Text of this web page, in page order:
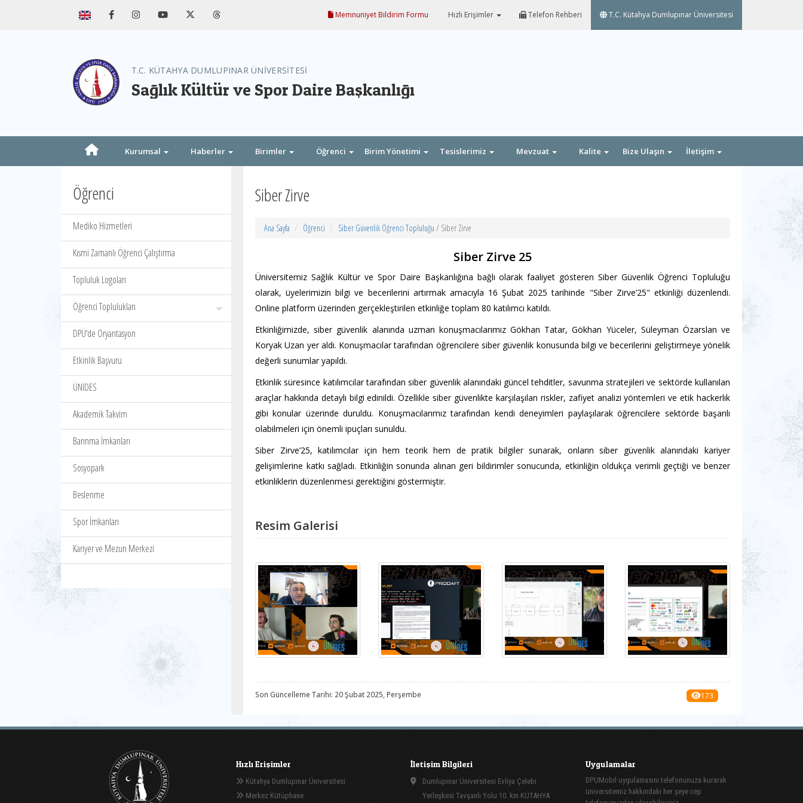
Memnuniyet Bildirim Formu Hızlı Erişimler Telefon Rehberi T.C. Kütahya Dumlupınar Üniversitesi
T.C. KÜTAHYA DUMLUPINAR ÜNİVERSİTESİ
Sağlık Kültür ve Spor Daire Başkanlığı
Kurumsal Haberler Birimler Öğrenci Birim Yönetimi Tesislerimiz Mevzuat Kalite Bize Ulaşın İletişim
Öğrenci
Mediko Hizmetleri
Kısmi Zamanlı Öğrenci Çalıştırma
Topluluk Logoları
Öğrenci Toplulukları
DPÜ‘de Oryantasyon
Etkinlik Başvuru
ÜNİDES
Akademik Takvim
Barınma İmkanları
Sosyopark
Beslenme
Spor İmkanları
Kariyer ve Mezun Merkezi
Siber Zirve
Ana Sayfa Öğrenci Siber Güvenlik Öğrenci Topluluğu / Siber Zirve
Siber Zirve 25
Üniversitemiz Sağlık Kültür ve Spor Daire Başkanlığına bağlı olarak faaliyet gösteren Siber Güvenlik Öğrenci Topluluğu
olarak, üyelerimizin bilgi ve becerilerini artırmak amacıyla 16 Şubat 2025 tarihinde "Siber Zirve’25" etkinliği düzenlendi.
Online platform üzerinden gerçekleştirilen etkinliğe toplam 80 katılımcı katıldı.
Etkinliğimizde, siber güvenlik alanında uzman konuşmacılarımız Gökhan Tatar, Gökhan Yüceler, Süleyman Özarslan ve
Koryak Uzan yer aldı. Konuşmacılar tarafından öğrencilere siber güvenlik konusunda bilgi ve becerilerini geliştirmeye yönelik
değerli sunumlar yapıldı.
Etkinlik süresince katılımcılar tarafından siber güvenlik alanındaki güncel tehditler, savunma stratejileri ve sektörde kullanılan
araçlar hakkında detaylı bilgi edinildi. Özellikle siber güvenlikte karşılaşılan riskler, zafiyet analizi yöntemleri ve etik hackerlık
gibi konular üzerinde duruldu. Konuşmacılarımız tarafından kendi deneyimleri paylaşılarak öğrencilere sektörde başarılı
olabilmeleri için önemli ipuçları sunuldu.
Siber Zirve’25, katılımcılar için hem teorik hem de pratik bilgiler sunarak, onların siber güvenlik alanındaki kariyer
gelişimlerine katkı sağladı. Etkinliğin sonunda alınan geri bildirimler sonucunda, etkinliğin oldukça verimli geçtiği ve benzer
etkinliklerin düzenlenmesi gerektiğini göstermiştir.
Resim Galerisi
Son Güncelleme Tarihi: 20 Şubat 2025, Perşembe 173
Hızlı Erişimler
Kütahya Dumlupınar Üniversitesi
Merkez Kütüphane
İletişim Bilgileri
Dumlupınar Üniversitesi Evliya Çelebi
Yerleşkesi Tavşanlı Yolu 10. km KÜTAHYA
Uygulamalar
DPUMobil uygulamasını telefonunuza kurarak
üniversitemiz hakkındaki her şeye cep